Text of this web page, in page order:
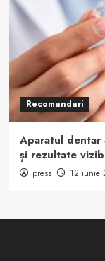
Recomandari
Aparatul
și rezultate
press 12 iunie